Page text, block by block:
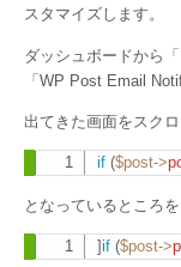
スタマイズします。
ダッシュボードから
「WP Post Email
出てきた画面をスク
if ($post->
となっているところを
]if ($post->